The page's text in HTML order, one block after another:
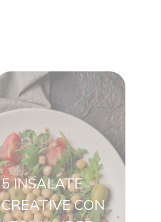
5 INSALATE
CREATIVE CON